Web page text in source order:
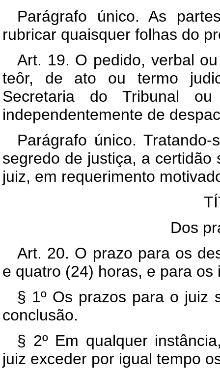
Parágrafo único. As
rubricar quaisquer folhas do
Art. 19. O pedido, verbal
teôr, de ato ou termo
Secretaria do Tribunal
independentemente de
Parágrafo único.
segredo de justiça, a
juiz, em requerimento
Dos
Art. 20. O prazo para os
e quatro (24) horas, e para
§ 1º Os prazos para o juiz
conclusão.
§ 2º Em qualquer
juiz exceder por igual tempo